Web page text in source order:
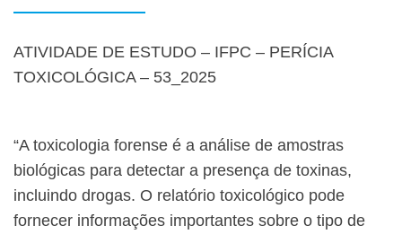
ATIVIDADE DE ESTUDO – IFPC – PERÍCIA
TOXICOLÓGICA – 53_2025
“A toxicologia forense é a análise de amostras
biológicas para detectar a presença de toxinas,
incluindo drogas. O relatório toxicológico pode
fornecer informações importantes sobre o tipo de